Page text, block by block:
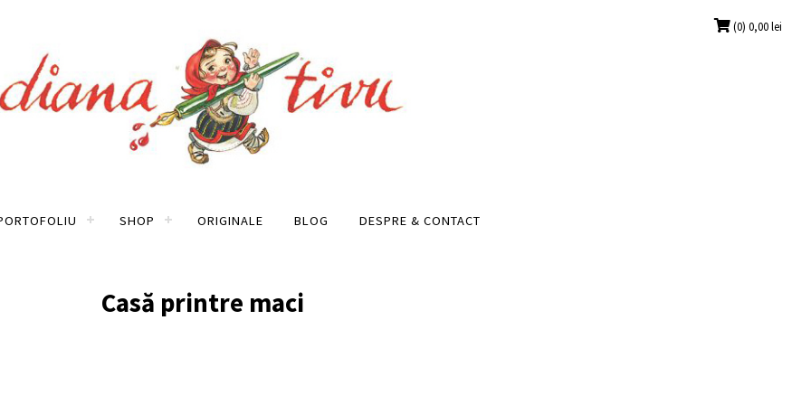
(0) 0,00lei
SHOP ORIGINALE BLOG DESPRE & CONTACT
Casă printre maci